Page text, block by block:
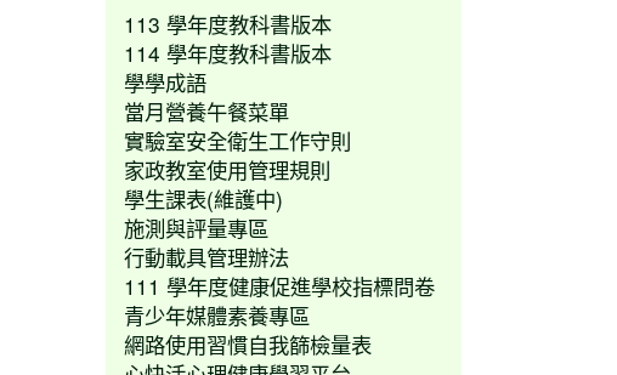
113 學年度教科書版本
114 學年度教科書版本
學學成語
當月營養午餐菜單
實驗室安全衛生工作守則
家政教室使用管理規則
學生課表(維護中)
施測與評量專區
行動載具管理辦法
111 學年度健康促進學校指標問卷
青少年媒體素養專區
網路使用習慣自我篩檢量表